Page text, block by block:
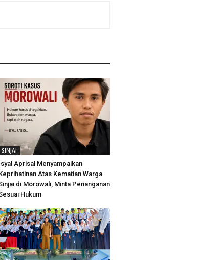
SINJAI
Aprisal Menyampaikan
Atas Kematian Warga
di Morowali, Minta Penanganan
Hukum